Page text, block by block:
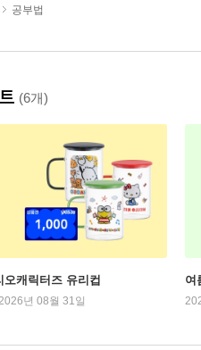
공부법
(6개)
캐릭터즈 유리컵
년 08월 31일
여